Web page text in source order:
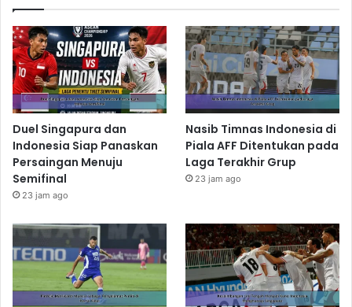
Duel Singapura dan
Indonesia Siap Panaskan
Persaingan Menuju
Semifinal
23 jam ago
Nasib Timnas Indonesia di
Piala AFF Ditentukan pada
Laga Terakhir Grup
23 jam ago